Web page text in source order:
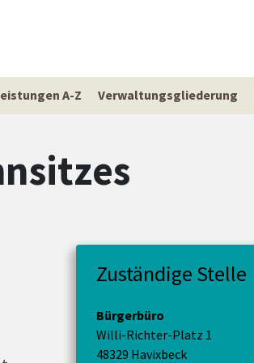
A-Z Verwaltungsgliederung
Zuständige Stelle
Bürgerbüro
Willi-Richter-Platz 1
48329 Havixbeck